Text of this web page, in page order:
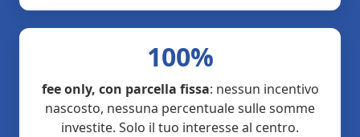
100%
fee only, con parcella fissa: nessun incentivo
nascosto, nessuna percentuale sulle somme
investite. Solo il tuo interesse al centro.